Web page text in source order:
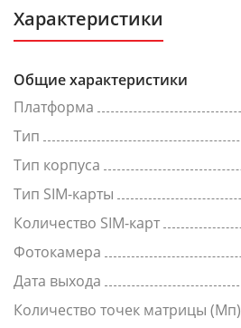
Характеристики
Общие характеристики
Платформа
Тип
Тип корпуса
Тип SIM-карты
Количество SIM-карт
Фотокамера
Дата выхода
Количество точек матрицы (Мп)